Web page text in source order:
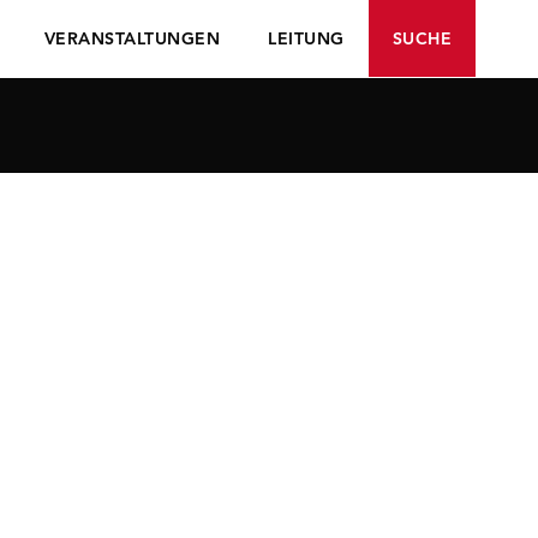
VERANSTALTUNGEN LEITUNG SUCHE